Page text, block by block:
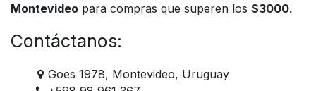
Montevideo para compras que superen los $3000.
Contáctanos:
Goes 1978, Montevideo, Uruguay